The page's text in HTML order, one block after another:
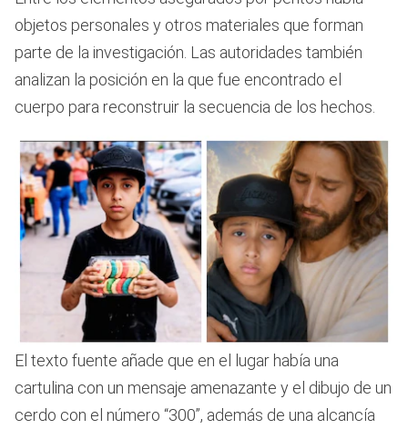
objetos personales y otros materiales que forman
parte de la investigación. Las autoridades también
analizan la posición en la que fue encontrado el
cuerpo para reconstruir la secuencia de los hechos.
El texto fuente añade que en el lugar había una
cartulina con un mensaje amenazante y el dibujo de un
cerdo con el número “300”, además de una alcancía